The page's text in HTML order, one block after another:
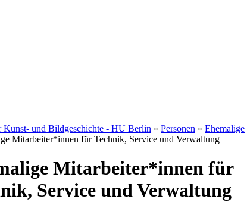
Kunst- und Bildgeschichte - HU Berlin » Personen » Ehemalige
Mitarbeiter*innen für Technik, Service und Verwaltung
Mitarbeiter*innen für
Service und Verwaltung